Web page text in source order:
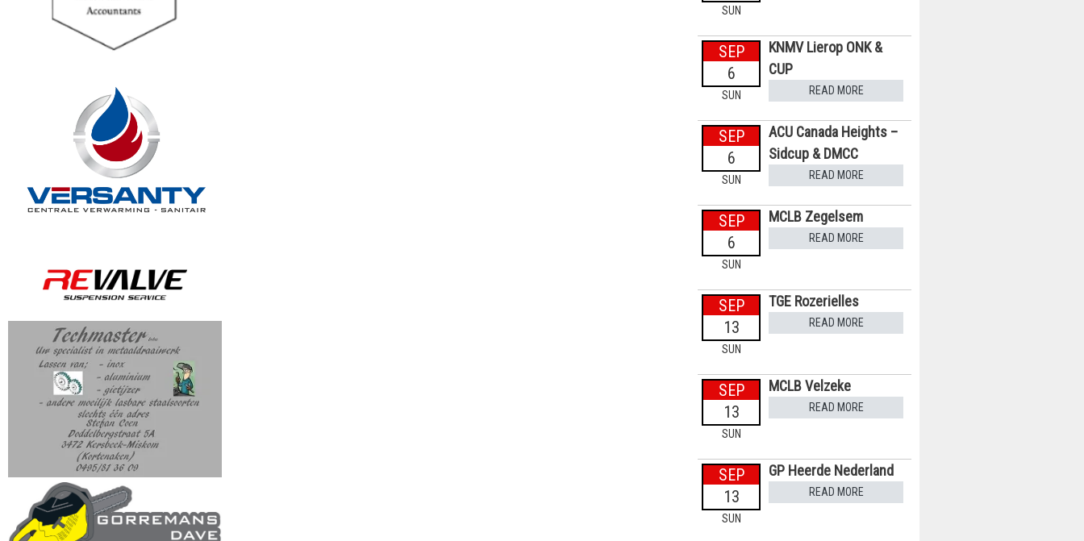
SUN
SEP
6
SUN
KNMV Lierop ONK &
CUP
READ MORE
SEP
6
SUN
ACU Canada Heights –
Sidcup & DMCC
READ MORE
SEP
6
SUN
MCLB Zegelsem
READ MORE
SEP
13
SUN
TGE Rozerielles
READ MORE
SEP
13
SUN
MCLB Velzeke
READ MORE
SEP
13
SUN
GP Heerde Nederland
READ MORE